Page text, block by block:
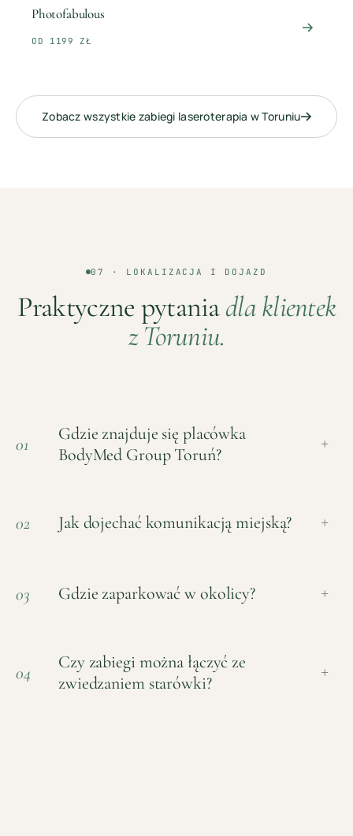
Photofabulous
OD 1199 ZŁ
Zobacz wszystkie zabiegi laseroterapia wToruniu
07 · LOKALIZACJA I DOJAZD
Praktyczne pytaniadla klientek
zToruniu.
01
Gdzie znajduje się placówka
BodyMed Group Toruń?
+
02 Jak dojechać komunikacją miejską? +
03 Gdzie zaparkować w okolicy? +
04
Czy zabiegi można łączyć ze
zwiedzaniem starówki?
+